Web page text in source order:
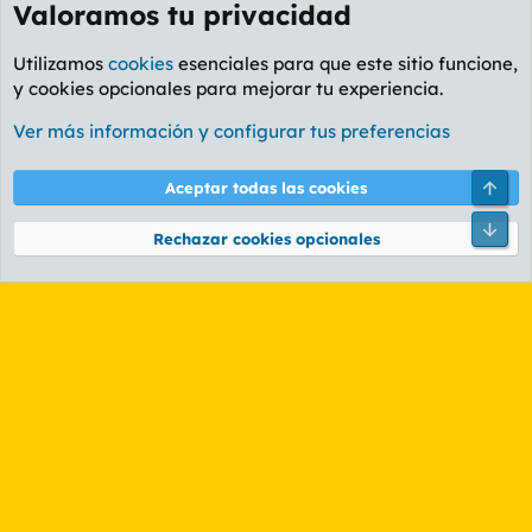
Foro Cine
Cookies
PL OLDSTYLE AMARILLO
Términos y reglas Política de privacidad Ayuda
Community platform by XenForo® © 2010-2026 XenForo Ltd.
Valoramos tu privacidad
Utilizamos cookies esenciales para que este sitio funcione,
y cookies opcionales para mejorar tu experiencia.
Ver más información y configurar tus preferencias
Aceptar todas las cookies
Rechazar cookies opcionales
Pie